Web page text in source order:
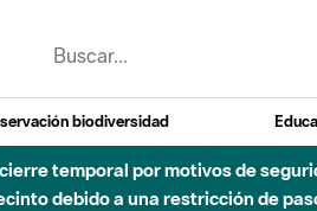
biodiversidad
temporal por motivos de
debido a una restricción de